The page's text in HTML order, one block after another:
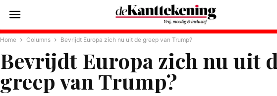
Home Columns Bevrijdt Europa zich nu uit de greep van Trump?
Bevrijdt Europa zich nu uit
greep van Trump?